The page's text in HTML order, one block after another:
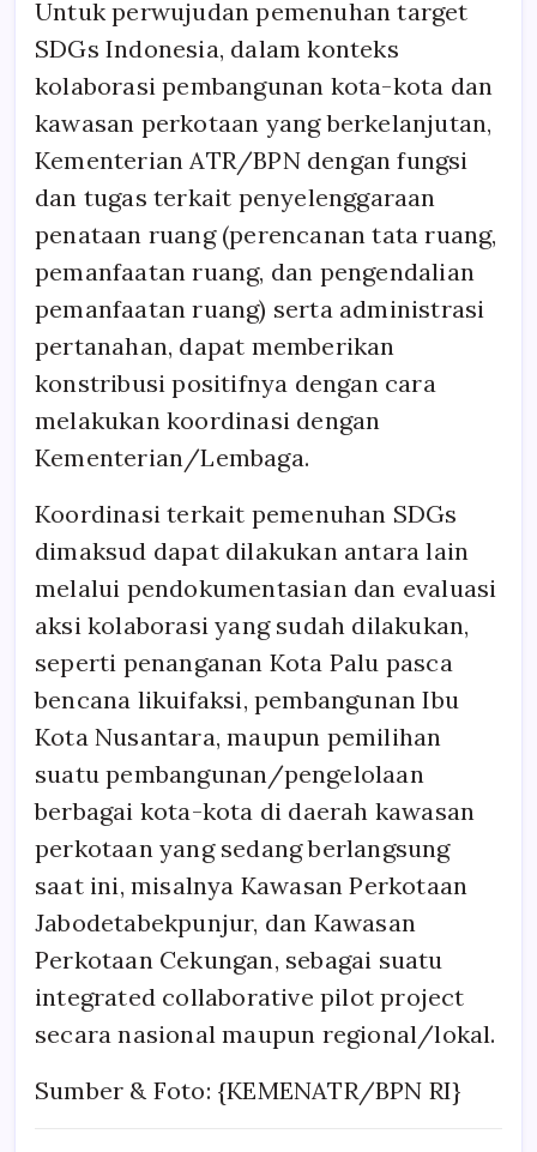
Untuk perwujudan pemenuhan target
SDGs Indonesia, dalam konteks
kolaborasi pembangunan kota-kota dan
kawasan perkotaan yang berkelanjutan,
Kementerian ATR/BPN dengan fungsi
dan tugas terkait penyelenggaraan
penataan ruang (perencanan tata ruang,
pemanfaatan ruang, dan pengendalian
pemanfaatan ruang) serta administrasi
pertanahan, dapat memberikan
konstribusi positifnya dengan cara
melakukan koordinasi dengan
Kementerian/Lembaga.
Koordinasi terkait pemenuhan SDGs
dimaksud dapat dilakukan antara lain
melalui pendokumentasian dan evaluasi
aksi kolaborasi yang sudah dilakukan,
seperti penanganan Kota Palu pasca
bencana likuifaksi, pembangunan Ibu
Kota Nusantara, maupun pemilihan
suatu pembangunan/pengelolaan
berbagai kota-kota di daerah kawasan
perkotaan yang sedang berlangsung
saat ini, misalnya Kawasan Perkotaan
Jabodetabekpunjur, dan Kawasan
Perkotaan Cekungan, sebagai suatu
integrated collaborative pilot project
secara nasional maupun regional/lokal.
Sumber & Foto: {KEMENATR/BPN RI}